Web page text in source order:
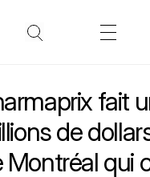
fait
de
Montréal qui